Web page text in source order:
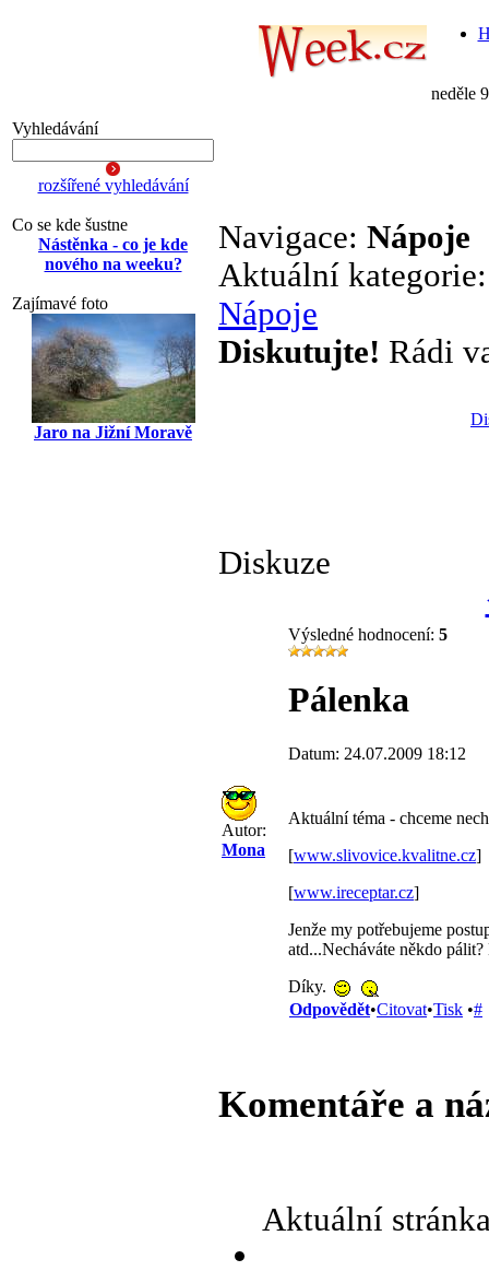
neděle
Vyhledávání
rozšířené vyhledávání
Co se kde šustne
Nástěnka - co je kde
nového na weeku?
Zajímavé foto
Jaro na Jižní Moravě
Navigace: Nápoje
Aktuální
Nápoje
Diskutujte! Rádi
Diskuze
Autor:
Mona
Výsledné hodnocení: 5
Pálenka
Datum: 24.07.2009 18:12
Aktuální téma - chceme
[www.slivovice.kvalitne.cz]
[www.ireceptar.cz]
Jenže my potřebujeme
atd...Necháváte někdo
Díky.
Odpovědět•Citovat•Tisk •#
Komentáře a
Aktuální